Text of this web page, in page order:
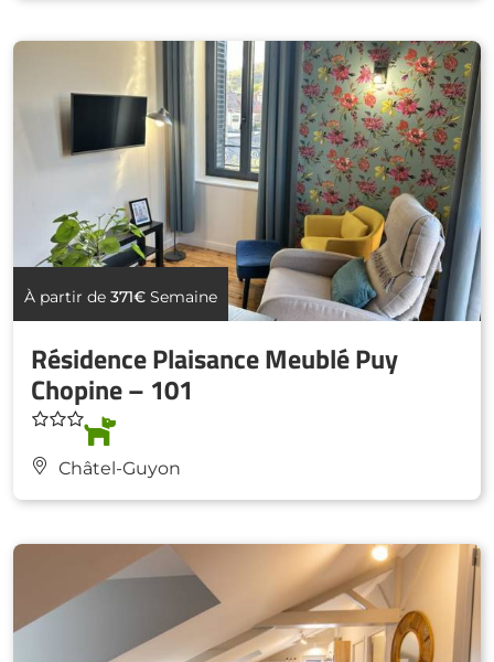
À partir de 371€ Semaine
Résidence Plaisance Meublé Puy
Chopine – 101
Châtel-Guyon